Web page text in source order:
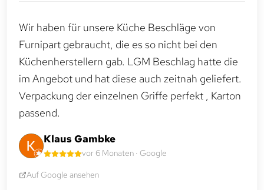
Wir haben für unsere Küche Beschläge von
Furnipart gebraucht, die es so nicht bei den
Küchenherstellern gab. LGM Beschlag hatte die
im Angebot und hat diese auch zeitnah geliefert.
Verpackung der einzelnen Griffe perfekt , Karton
passend.
Klaus Gambke
vor 6 Monaten · Google
Auf Google ansehen